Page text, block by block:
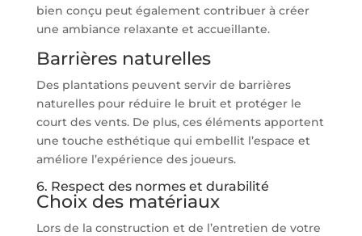
bien conçu peut également contribuer à créer
une ambiance relaxante et accueillante.
Barrières naturelles
Des plantations peuvent servir de barrières
naturelles pour réduire le bruit et protéger le
court des vents. De plus, ces éléments apportent
une touche esthétique qui embellit l’espace et
améliore l’expérience des joueurs.
6. Respect des normes et durabilité
Choix des matériaux
Lors de la construction et de l’entretien de votre